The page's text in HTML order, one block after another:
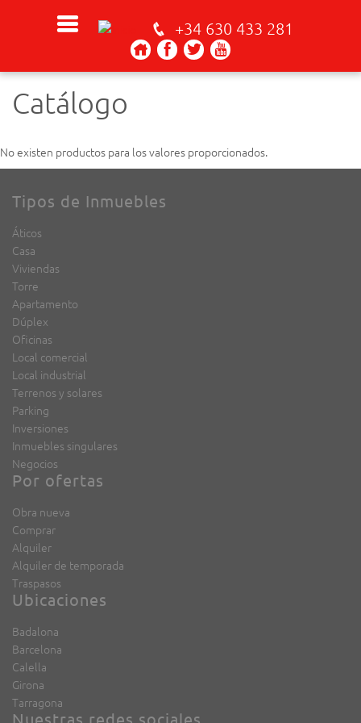
+34 630 433 281
Catálogo
No existen productos para los valores proporcionados.
Tipos de Inmuebles
Áticos
Casa
Viviendas
Torre
Apartamento
Dúplex
Oficinas
Local comercial
Local industrial
Terrenos y solares
Parking
Inversiones
Inmuebles singulares
Negocios
Por ofertas
Obra nueva
Comprar
Alquiler
Alquiler de temporada
Traspasos
Ubicaciones
Badalona
Barcelona
Calella
Girona
Tarragona
Nuestras redes sociales